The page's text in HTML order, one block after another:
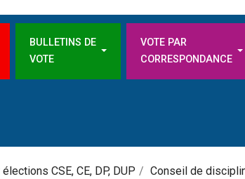
BULLETINS DE
VOTE
VOTE PAR
CORRESPONDANCE
CSE, CE, DP, DUP Conseil de